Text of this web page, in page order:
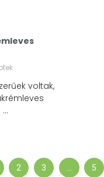
voltak,
…
2 3 5